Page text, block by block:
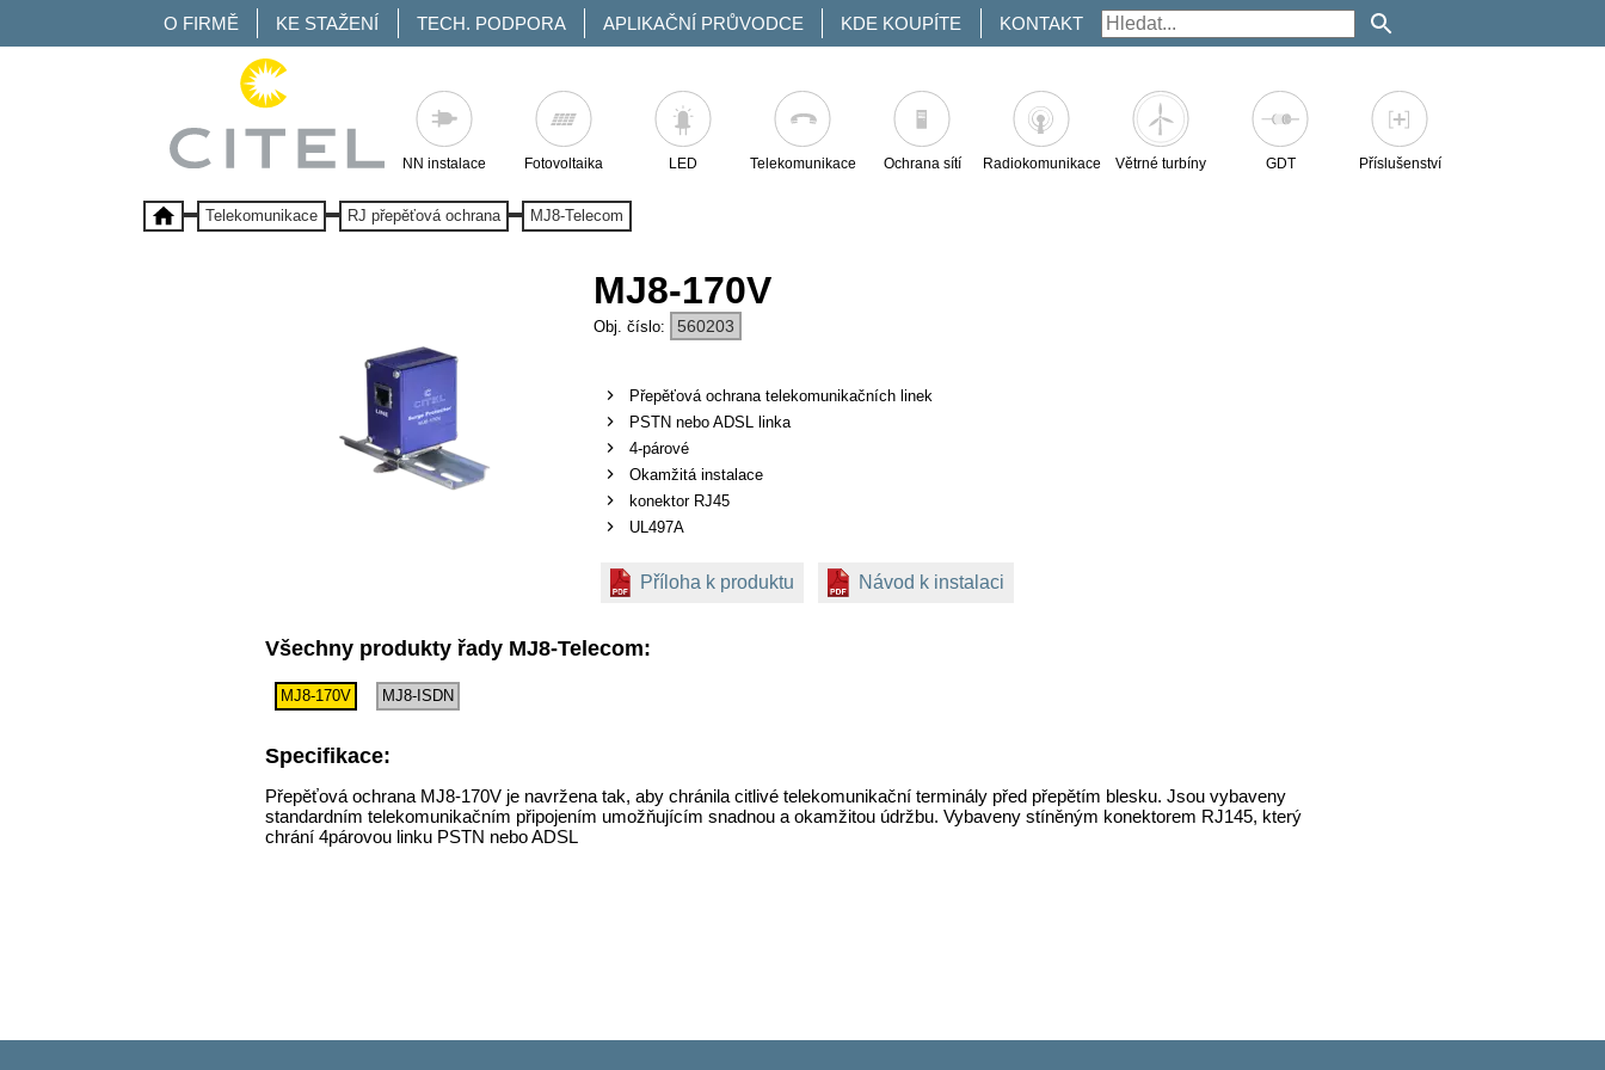
O FIRMĚ KE STAŽENÍ TECH. PODPORA APLIKAČNÍ PRŮVODCE KDE KOUPÍTE KONTAKT
NN instalace Fotovoltaika LED Telekomunikace Ochrana sítí Radiokomunikace Větrné turbíny GDT Příslušenství
Telekomunikace RJ přepěťová ochrana MJ8-Telecom
MJ8-170V
560203
Přepěťová ochrana telekomunikačních linek
PSTN nebo ADSL linka
4-párové
Okamžitá instalace
konektor RJ45
UL497A
Příloha k produktu Návod k instalaci
Všechny produkty řady MJ8-Telecom:
MJ8-170V MJ8-ISDN
Specifikace:
Přepěťová ochrana MJ8-170V je navržena tak, aby chránila citlivé telekomunikační terminály před přepětím blesku. Jsou vybaveny
standardním telekomunikačním připojením umožňujícím snadnou a okamžitou údržbu. Vybaveny stíněným konektorem RJ145, který
chrání 4párovou linku PSTN nebo ADSL